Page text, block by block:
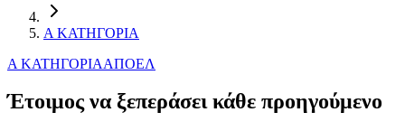
Α ΚΑΤΗΓΟΡΙΑ
Α ΚΑΤΗΓΟΡΙΑΑΠΟΕΛ
Έτοιμος να ξεπεράσει κάθε προηγούμενο